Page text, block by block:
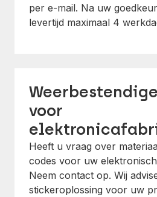
per e-mail. Na uw
levertijd maximaal 4
voor
Heeft u vraag over
codes voor uw
Neem contact op. Wij
stickeroplossing voor uw